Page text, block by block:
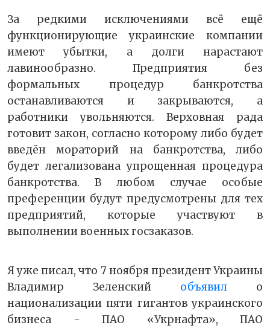
За редкими исключениями всё ещё
функционирующие украинские компании
имеют убытки, а долги нарастают
лавинообразно. Предприятия без
формальных процедур банкротства
останавливаются и закрываются, а
работники увольняются. Верховная рада
готовит закон, согласно которому либо будет
введён мораторий на банкротства, либо
будет легализована упрощенная процедура
банкротства. В любом случае особые
преференции будут предусмотрены для тех
предприятий, которые участвуют в
выполнении военных госзаказов.
Я уже писал, что 7 ноября президент Украины
Владимир Зеленский объявил о
национализации пяти гигантов украинского
бизнеса - ПАО «Укрнафта», ПАО